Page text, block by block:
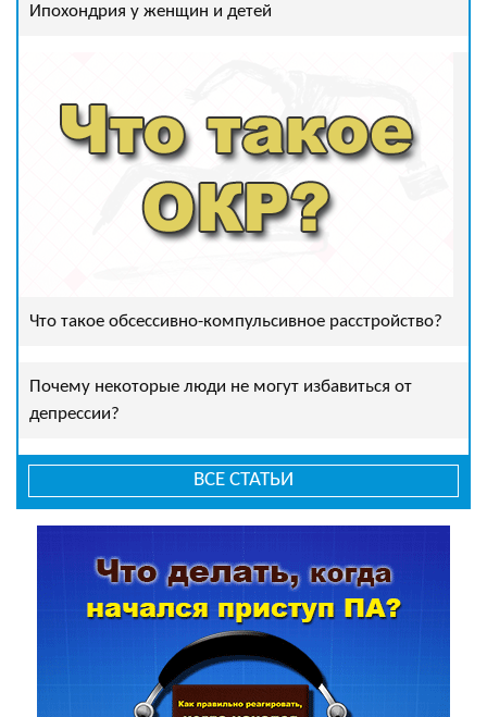
Ипохондрия у женщин и детей
Что такое обсессивно-компульсивное расстройство?
Почему некоторые люди не могут избавиться от
депрессии?
ВСЕ СТАТЬИ